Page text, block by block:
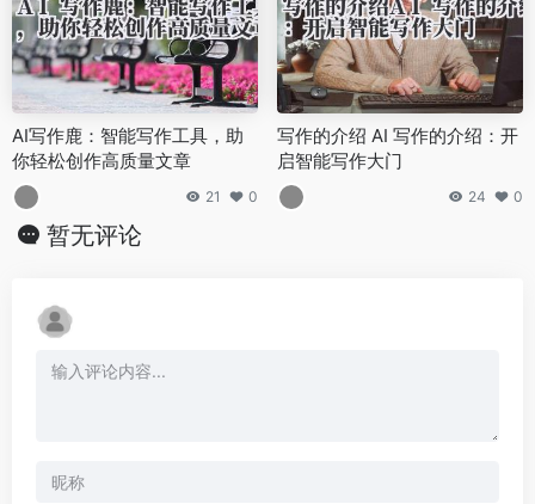
AI写作鹿：智能写作工具，助
你轻松创作高质量文章
21 0
写作的介绍 AI 写作的介绍：开
启智能写作大门
24 0
暂无评论